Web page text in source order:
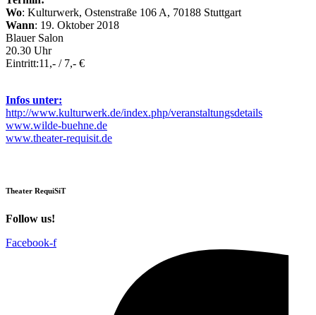
Wo: Kulturwerk, Ostenstraße 106 A, 70188 Stuttgart
Wann: 19. Oktober 2018
Blauer Salon
20.30 Uhr
Eintritt:11,- / 7,- €
Infos unter:
http://www.kulturwerk.de/index.php/veranstaltungsdetails
www.wilde-buehne.de
www.theater-requisit.de
Theater RequiSiT
Follow us!
Facebook-f